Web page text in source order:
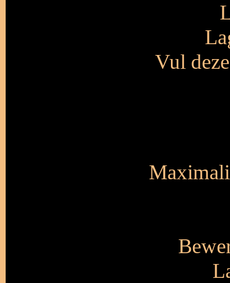
Vul